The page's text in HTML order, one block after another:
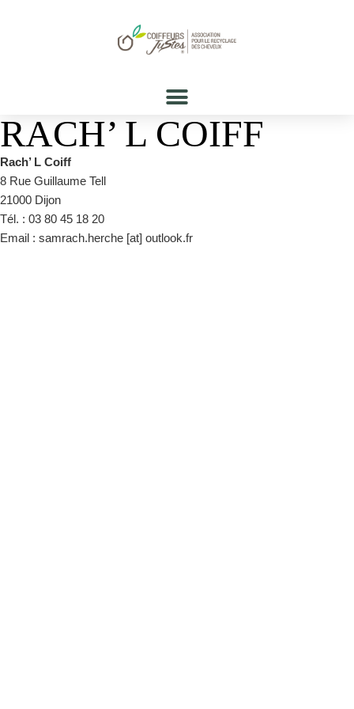
RACH’ L COIFF
Rach’ L Coiff
8 Rue Guillaume Tell
21000 Dijon
Tél. : 03 80 45 18 20
Email : samrach.herche [at] outlook.fr